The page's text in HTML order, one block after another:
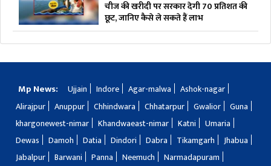
चीज की खरीदी पर सरकार देगी 70 प्रतिशत की
छूट, जानिए कैसे ले सकते हैं लाभ
Mp News: Ujjain Indore Agar-malwa
Ashok-nagar
Alirajpur
Anuppur Chhindwara Chhatarpur Gwalior
Guna
khargonewest-nimar
Khandwaeast-nimar Katni
Umaria
Dewas
Damoh Datia Dindori Dabra Tikamgarh
Jhabua
Jabalpur
Barwani Panna Neemuch
Narmadapuram